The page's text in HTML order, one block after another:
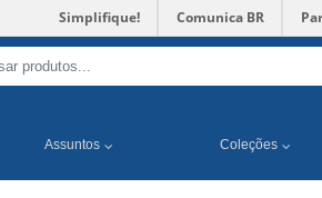
Simplifique! Comunica BR
Assuntos Coleções